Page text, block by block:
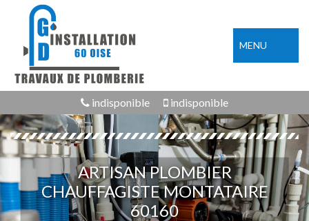
MENU
indisponible indisponible
ARTISAN PLOMBIER
CHAUFFAGISTE MONTATAIRE
60160